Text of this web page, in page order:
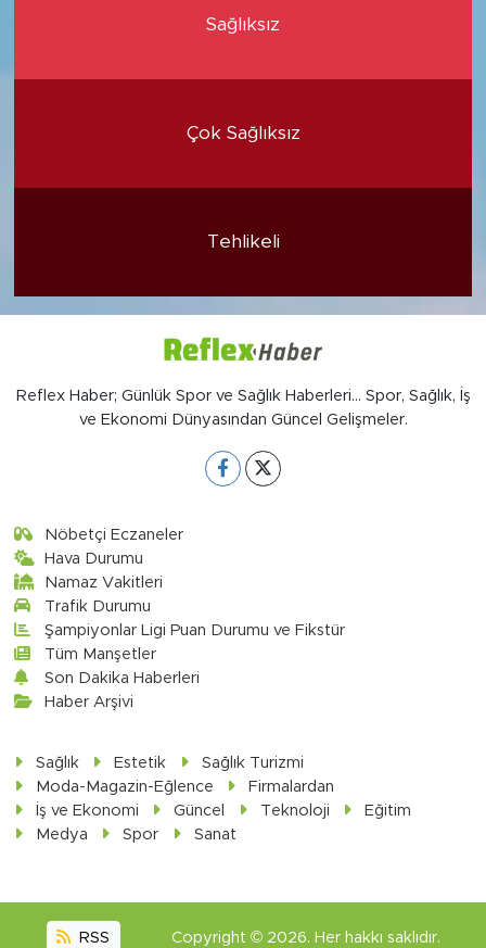
Sağlıksız
Çok Sağlıksız
Tehlikeli
Reflex Haber; Günlük Spor ve Sağlık Haberleri... Spor, Sağlık, İş
ve Ekonomi Dünyasından Güncel Gelişmeler.
Nöbetçi Eczaneler
Hava Durumu
Namaz Vakitleri
Trafik Durumu
Şampiyonlar Ligi Puan Durumu ve Fikstür
Tüm Manşetler
Son Dakika Haberleri
Haber Arşivi
Sağlık Estetik
Sağlık Turizmi
Moda-Magazin-Eğlence
Firmalardan
İş ve Ekonomi
Güncel Teknoloji
Eğitim
Medya
Spor Sanat
RSS Copyright © 2026. Her hakkı saklıdır.